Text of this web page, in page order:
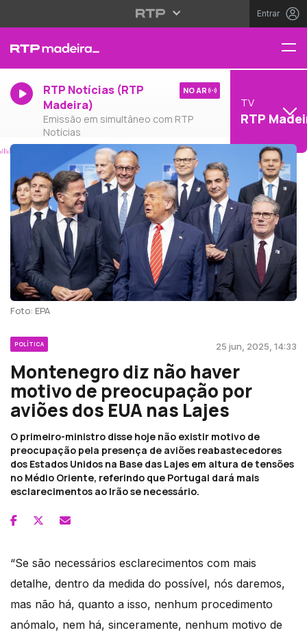
Entrar
RTP Notícias (RTP
Madeira)
Emissão em simultâneo com RTP
Notícias
NO AR
TV
RTP
Foto: EPA
POLÍTICA 25 jun, 2025, 14:33
Montenegro diz não haver
motivo de preocupação por
aviões dos EUA nas Lajes
O primeiro-ministro disse hoje não existir motivo de
preocupação pela presença de aviões reabastecedores
dos Estados Unidos na Base das Lajes em altura de tensões
no Médio Oriente, referindo que Portugal dará mais
esclarecimentos ao Irão se necessário.
“Se são necessários esclarecimentos com mais
detalhe, dentro da medida do possível, nós daremos,
mas não há, quanto a isso, nenhum procedimento
anómalo, nem há, sinceramente, nenhum motivo de